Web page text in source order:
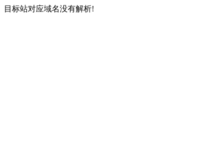
目标站对应域名没有解析!